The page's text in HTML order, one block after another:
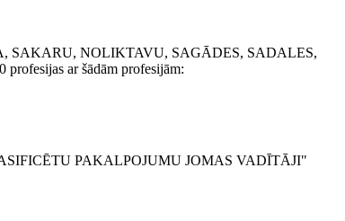
SAKARU, NOLIKTAVU, SAGĀDES, SADALES,
ar šādām profesijām:
PAKALPOJUMU JOMAS VADĪTĀJI"